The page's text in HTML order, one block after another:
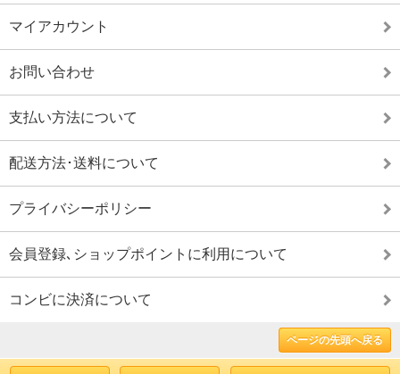
マイアカウント
お問い合わせ
支払い方法について
配送方法･送料について
プライバシーポリシー
会員登録､ショップポイントに利用について
コンビに決済について
ページの先頭へ戻る